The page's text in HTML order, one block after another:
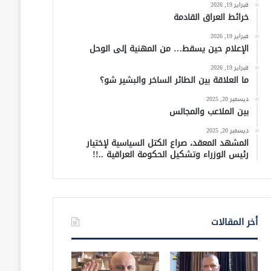
فبراير 19, 2026
خرائط العراق القادمة
فبراير 19, 2026
الإعلام حين يسقط… من المهنية إلى الوحل
فبراير 19, 2026
ما العلاقة بين الطائر الساخر والبشير شو؟
ديسمبر 20, 2025
بين الملاعب والمجالس
ديسمبر 20, 2025
المشهد المعقد، صراع الكتل السياسية لإختيار
رئيس الوزراء وتشكيل الحكومة العراقية ..!!
أخر المقالات